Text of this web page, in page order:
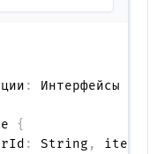
: Интерфейсы
{
: String , items